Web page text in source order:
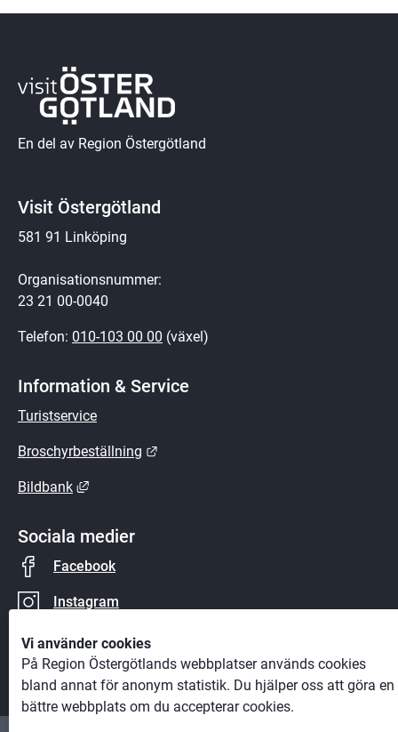
Vi använder cookies
På Region Östergötlands webbplatser används cookies
bland annat för anonym statistik. Du hjälper oss att göra en
bättre webbplats om du accepterar cookies.
En del av Region Östergötland
Visit Östergötland
581 91 Linköping
Organisationsnummer:
23 21 00-0040
Telefon: 010-103 00 00 (växel)
Information & Service
Turistservice
Broschyrbeställning
Bildbank Länk till annan webbplats, öppnas i nytt fönster.
Sociala medier
Facebook
Instagram
YouTube